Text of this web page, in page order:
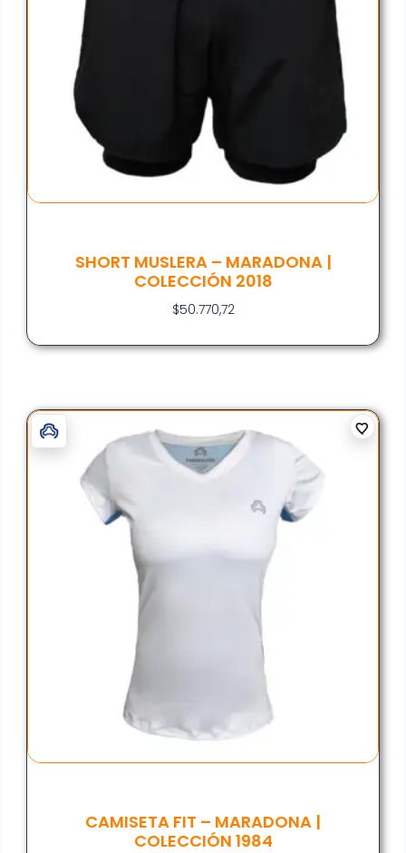
SHORT MUSLERA – MARADONA |
COLECCIÓN 2018
$50.770,72
CAMISETA FIT – MARADONA |
COLECCIÓN 1984